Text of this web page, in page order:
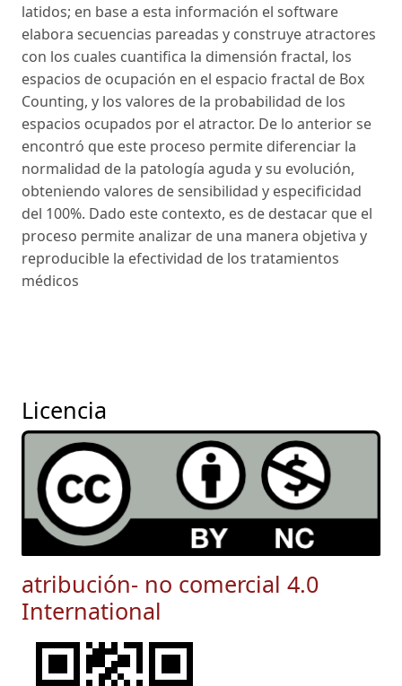
latidos; en base a esta información el software
elabora secuencias pareadas y construye atractores
con los cuales cuantifica la dimensión fractal, los
espacios de ocupación en el espacio fractal de Box
Counting, y los valores de la probabilidad de los
espacios ocupados por el atractor. De lo anterior se
encontró que este proceso permite diferenciar la
normalidad de la patología aguda y su evolución,
obteniendo valores de sensibilidad y especificidad
del 100%. Dado este contexto, es de destacar que el
proceso permite analizar de una manera objetiva y
reproducible la efectividad de los tratamientos
médicos
Licencia
atribución- no comercial 4.0
International